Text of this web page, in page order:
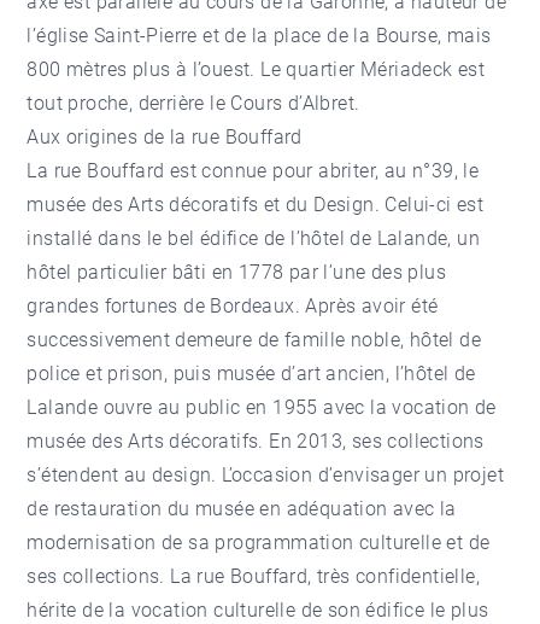
l’église Saint-Pierre et de la place de la Bourse, mais
800 mètres plus à l’ouest. Le quartier Mériadeck est
tout proche, derrière le Cours d’Albret.
Aux origines de la rue Bouffard
La rue Bouffard est connue pour abriter, au n°39, le
musée des Arts décoratifs et du Design. Celui-ci est
installé dans le bel édifice de l’hôtel de Lalande, un
hôtel particulier bâti en 1778 par l’une des plus
grandes fortunes de Bordeaux. Après avoir été
successivement demeure de famille noble, hôtel de
police et prison, puis musée d’art ancien, l’hôtel de
Lalande ouvre au public en 1955 avec la vocation de
musée des Arts décoratifs. En 2013, ses collections
s’étendent au design. L’occasion d’envisager un projet
de restauration du musée en adéquation avec la
modernisation de sa programmation culturelle et de
ses collections. La rue Bouffard, très confidentielle,
hérite de la vocation culturelle de son édifice le plus